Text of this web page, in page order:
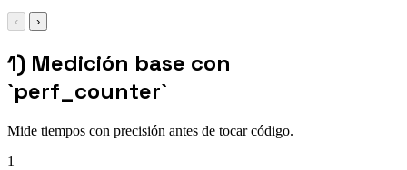
‹ ›
1) Medición base con
`perf_counter`
Mide tiempos con precisión antes de tocar código.
1